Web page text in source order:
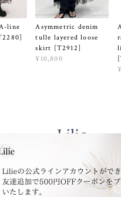
line
Asymmetric denim
tulle layered loose
skirt [T2912]
¥10,800
ライバシーポリシー 特定商取引法に